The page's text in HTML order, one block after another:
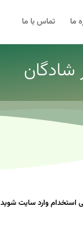
ما تماس با ما
شادگان
استخدام وارد سایت شوید